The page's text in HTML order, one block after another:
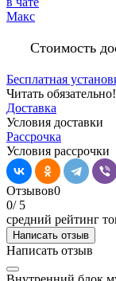
Стоимость
Бесплатная
Читать обязательно!
Доставка
Условия доставки
Рассрочка
Условия рассрочки
Отзывов0
0/ 5
средний рейтинг
Написать отзыв
Написать отзыв